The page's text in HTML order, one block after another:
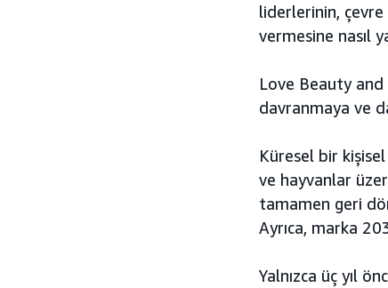
liderlerinin, çevre
vermesine nasıl
Love Beauty
davranmaya ve
Küresel bir
ve hayvanlar
tamamen geri
Ayrıca, marka
Yalnızca üç yıl